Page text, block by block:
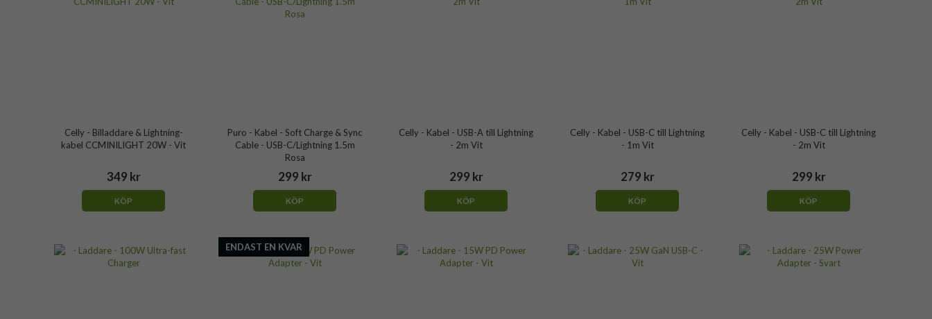
Celly - Billaddare & Lightning-
kabel CCMINILIGHT 20W - Vit
349 kr
KÖP
Puro - Kabel - Soft Charge & Sync
Cable - USB-C/Lightning 1.5m
Rosa
299 kr
KÖP
Celly - Kabel - USB-A till Lightning
- 2m Vit
299 kr
KÖP
Celly - Kabel - USB-C till Lightning
- 1m Vit
279 kr
KÖP
Celly - Kabel - USB-C till Lightning
- 2m Vit
299 kr
KÖP
ENDAST EN KVAR